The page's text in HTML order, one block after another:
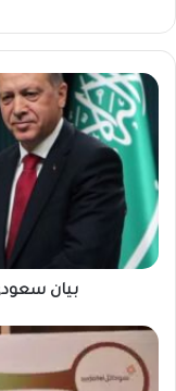
بيان
سعودي
تركي
حاسم
بشأن
السودان
بيان
السودان
وجيبوتي
وإثيوبيا